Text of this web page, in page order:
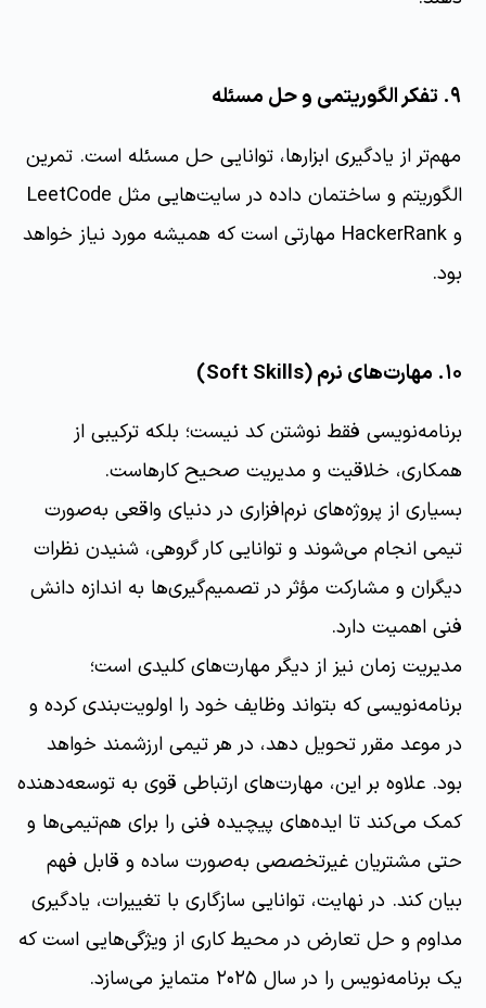
مهم‌تر از یادگیری ابزارها، توانایی حل مسئله است. تمرین
الگوریتم و ساختمان داده در سایت‌هایی مثل LeetCode
و HackerRank مهارتی است که همیشه مورد نیاز خواهد
بود.
۱۰. مهارت‌های نرم (Soft Skills)
برنامه‌نویسی فقط نوشتن کد نیست؛ بلکه ترکیبی از
همکاری، خلاقیت و مدیریت صحیح کارهاست.
بسیاری از پروژه‌های نرم‌افزاری در دنیای واقعی به‌صورت
تیمی انجام می‌شوند و توانایی کار گروهی، شنیدن نظرات
دیگران و مشارکت مؤثر در تصمیم‌گیری‌ها به اندازه دانش
فنی اهمیت دارد.
مدیریت زمان نیز از دیگر مهارت‌های کلیدی است؛
برنامه‌نویسی که بتواند وظایف خود را اولویت‌بندی کرده و
در موعد مقرر تحویل دهد، در هر تیمی ارزشمند خواهد
بود. علاوه بر این، مهارت‌های ارتباطی قوی به توسعه‌دهنده
کمک می‌کند تا ایده‌های پیچیده فنی را برای هم‌تیمی‌ها و
حتی مشتریان غیرتخصصی به‌صورت ساده و قابل فهم
بیان کند. در نهایت، توانایی سازگاری با تغییرات، یادگیری
مداوم و حل تعارض در محیط کاری از ویژگی‌هایی است که
یک برنامه‌نویس را در سال ۲۰۲۵ متمایز می‌سازد.